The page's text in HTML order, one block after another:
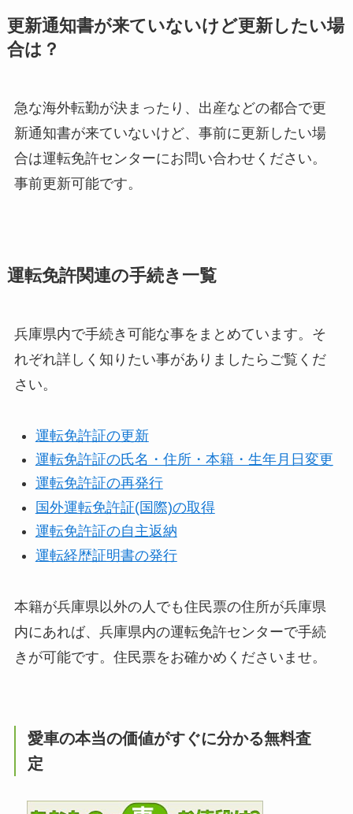
更新通知書が来ていないけど更新したい場
合は？
急な海外転勤が決まったり、出産などの都合で更
新通知書が来ていないけど、事前に更新したい場
合は運転免許センターにお問い合わせください。
事前更新可能です。
運転免許関連の手続き一覧
兵庫県内で手続き可能な事をまとめています。そ
れぞれ詳しく知りたい事がありましたらご覧くだ
さい。
運転免許証の更新
運転免許証の氏名・住所・本籍・生年月日変更
運転免許証の再発行
国外運転免許証(国際)の取得
運転免許証の自主返納
運転経歴証明書の発行
本籍が兵庫県以外の人でも住民票の住所が兵庫県
内にあれば、兵庫県内の運転免許センターで手続
きが可能です。住民票をお確かめくださいませ。
愛車の本当の価値がすぐに分かる無料査
定